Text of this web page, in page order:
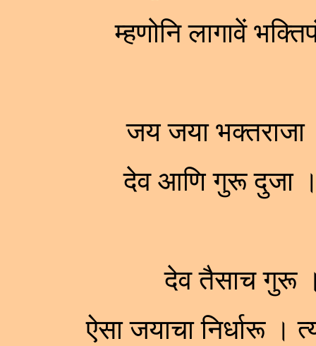
म्हणोनि लागावें
जय जया
देव आणि गुरू दुजा
देव तैसाच गुरू
ऐसा जयाचा निर्धारू ।